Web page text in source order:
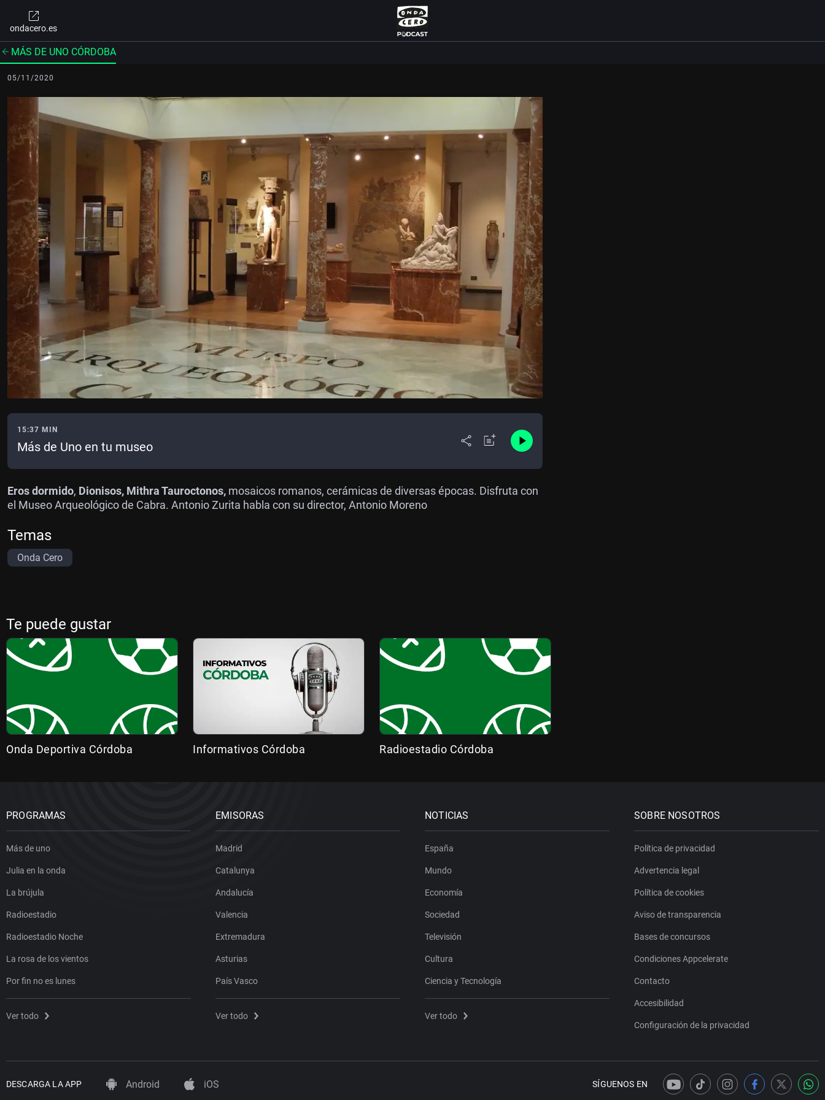
ondacero.es
MÁS DE UNO CÓRDOBA
05/11/2020
15:37 MIN
Más de Uno en tu museo
Eros dormido, Dionisos, Mithra Tauroctonos, mosaicos romanos, cerámicas de diversas épocas. Disfruta con
el Museo Arqueológico de Cabra. Antonio Zurita habla con su director, Antonio Moreno
Temas
Onda Cero
Te puede gustar
Onda Deportiva Córdoba Informativos Córdoba Radioestadio Córdoba
PROGRAMAS
Más de uno
Julia en la onda
La brújula
Radioestadio
Radioestadio Noche
La rosa de los vientos
Por fin no es lunes
Ver todo
EMISORAS
Madrid
Catalunya
Andalucía
Valencia
Extremadura
Asturias
País Vasco
Ver todo
NOTICIAS
España
Mundo
Economía
Sociedad
Televisión
Cultura
Ciencia y Tecnología
Ver todo
SOBRE NOSOTROS
Política de privacidad
Advertencia legal
Política de cookies
Aviso de transparencia
Bases de concursos
Condiciones Appcelerate
Contacto
Accesibilidad
Configuración de la privacidad
DESCARGA LA APP Android iOS SÍGUENOS EN